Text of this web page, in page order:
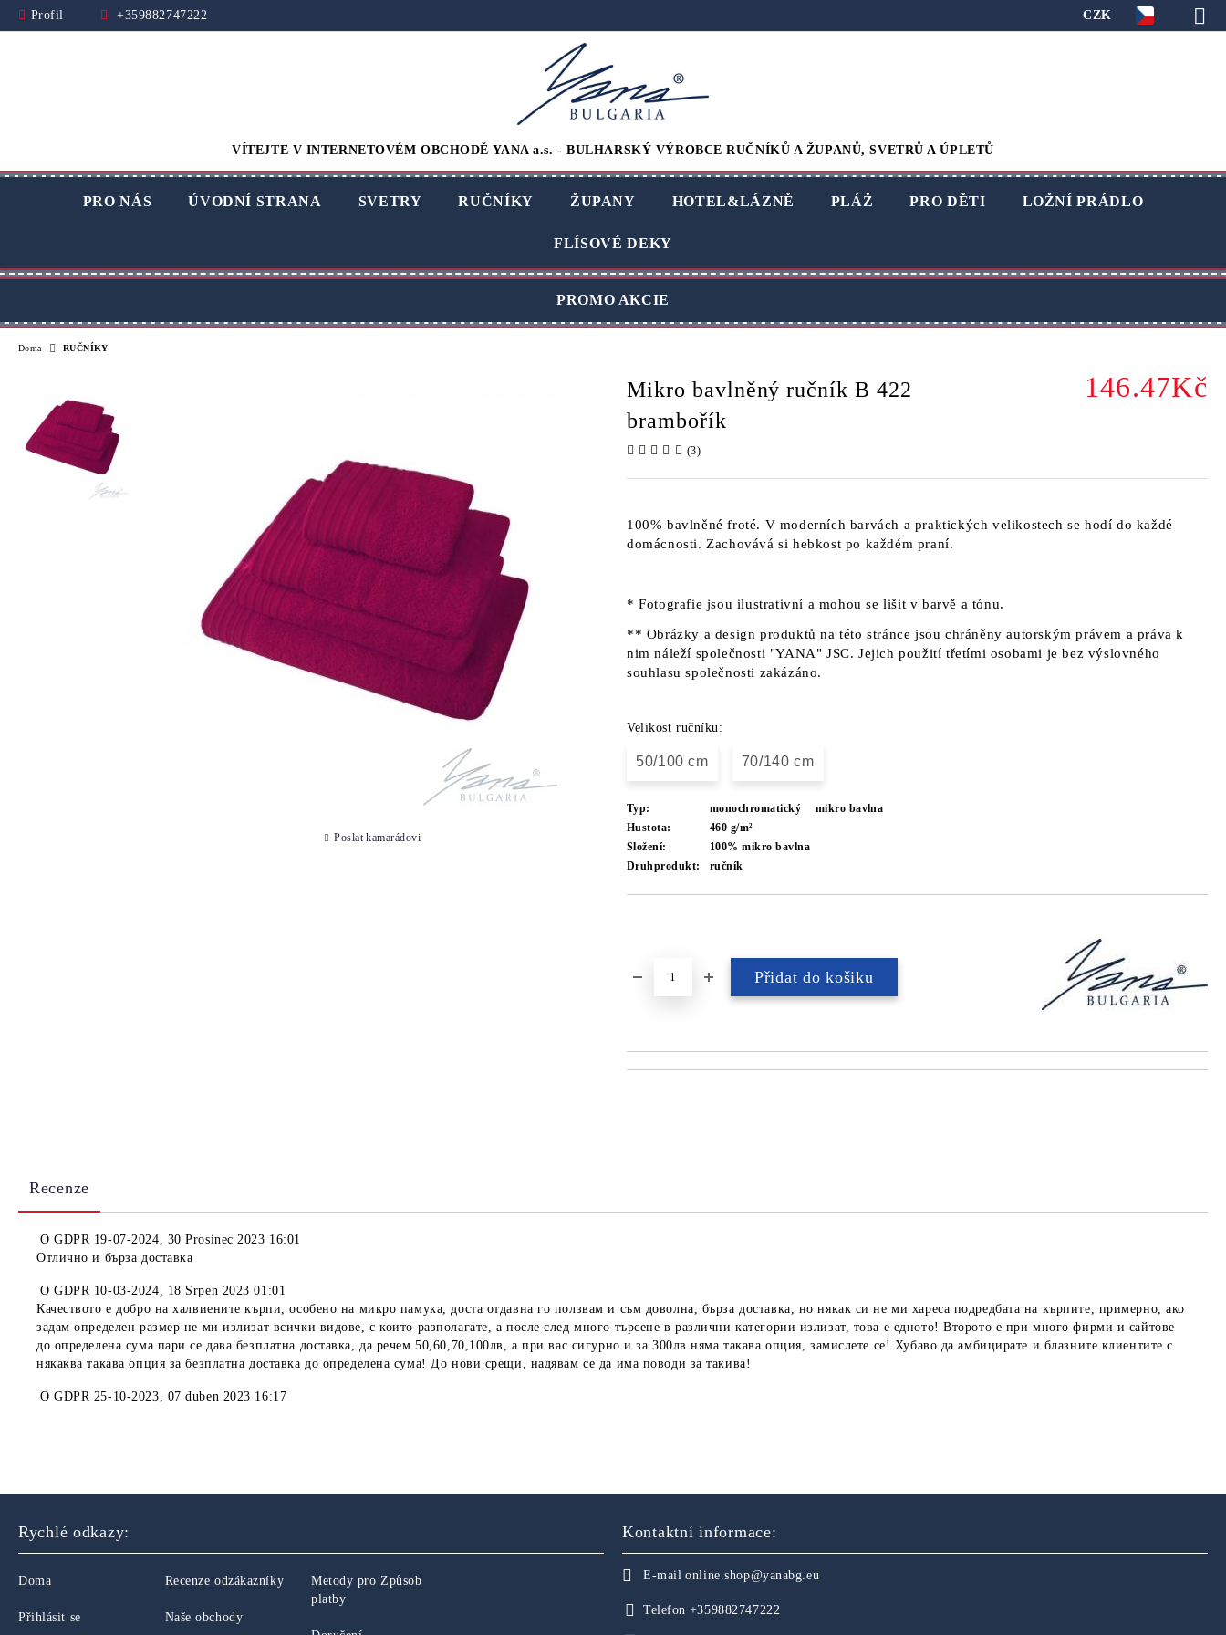
Profil +359882747222 CZK
VÍTEJTE V INTERNETOVÉM OBCHODĚ YANA a.s. - BULHARSKÝ VÝROBCE RUČNÍKŮ A ŽUPANŮ, SVETRŮ A ÚPLETŮ
PRO NÁS ÚVODNÍ STRANA SVETRY RUČNÍKY ŽUPANY HOTEL&LÁZNĚ PLÁŽ PRO DĚTI LOŽNÍ PRÁDLO
FLÍSOVÉ DEKY
PROMO AKCIE
Doma RUČNÍKY
Mikro bavlněný ručník B 422
brambořík
146.47Kč
(3)
100% bavlněné froté. V moderních barvách a praktických velikostech se hodí do každé
domácnosti. Zachovává si hebkost po každém praní.
* Fotografie jsou ilustrativní a mohou se lišit v barvě a tónu.
** Obrázky a design produktů na této stránce jsou chráněny autorským právem a práva k
nim náleží společnosti "YANA" JSC. Jejich použití třetími osobami je bez výslovného
souhlasu společnosti zakázáno.
Velikost ručníku:
50/100 cm 70/140 cm
Typ: monochromatický
mikro bavlna
Hustota:
460 g/m²
Složení:
100% mikro bavlna
Druhprodukt:
ručník
Poslat kamarádovi
Recenze
OGDPR 19-07-2024, 30 Prosinec 2023 16:01
Отлично и бърза доставка
OGDPR 10-03-2024, 18 Srpen 2023 01:01
Качеството е добро на халвиените кърпи, особено на микро памука, доста отдавна го ползвам и съм доволна, бърза доставка, но някак си не ми хареса подредбата на кърпите, примерно, ако
задам определен размер не ми излизат всички видове, с които разполагате, а после след много търсене в различни категории излизат, това е едното! Второто е при много фирми и сайтове
до определена сума пари се дава безплатна доставка, да речем 50,60,70,100лв, а при вас сигурно и за 300лв няма такава опция, замислете се! Хубаво да амбицирате и блазните клиентите с
някаква такава опция за безплатна доставка до определена сума! До нови срещи, надявам се да има поводи за такива!
OGDPR 25-10-2023, 07 duben 2023 16:17
Rychlé odkazy:
Doma
Přihlásit se
Recenze odzákazníky
Naše obchody
Metody pro Způsob
platby
Kontaktní informace:
E-mail online.shop@yanabg.eu
Telefon +359882747222